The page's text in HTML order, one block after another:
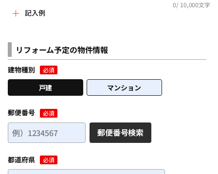
0/ 10,000文字
記入例
年数がたっているため、襖や畳も傷んでおり、この機会に、
フローリングにしたり、クロスを張り替えるなど、きれいに
できればと思っています。
リフォームを考えている部屋は、木造2階建ての2階、広さは8
現在は寝室として利用しています。
＜記入するポイント＞
・リフォームで実現したいこと
・リフォーム箇所の詳細情報
リフォーム予定の物件情報
建物種別 必須
戸建 マンション
郵便番号 必須
郵便番号検索
都道府県 必須